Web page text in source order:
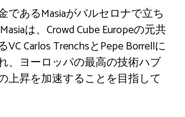
であるMasiaがバルセロナで立ち
は、Crowd Cube Europeの元共
Carlos TrenchsとPepe Borrellに
、ヨーロッパの最高の技術ハブ
上昇を加速することを目指して